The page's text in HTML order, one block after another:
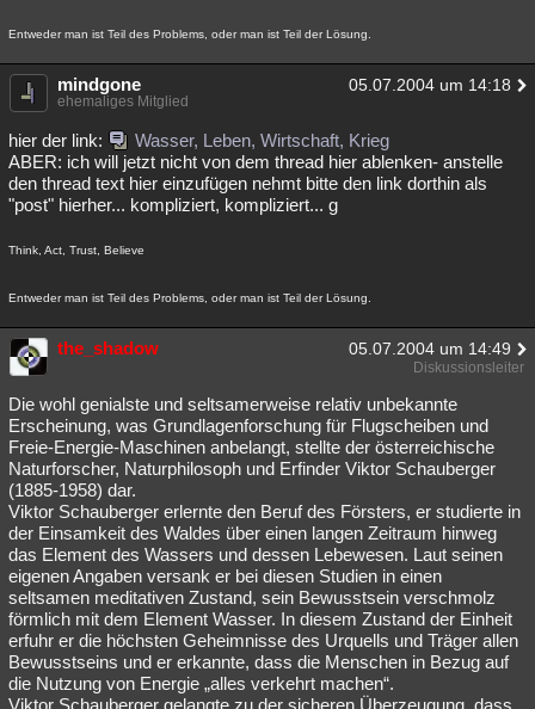
Entweder man ist Teil des Problems, oder man ist Teil der Lösung.
mindgone 05.07.2004 um 14:18
ehemaliges Mitglied
hier der link:
Wasser, Leben, Wirtschaft, Krieg
ABER: ich will jetzt nicht von dem thread hier ablenken- anstelle
den thread text hier einzufügen nehmt bitte den link dorthin als
"post" hierher... kompliziert, kompliziert... g
Think, Act, Trust, Believe
Entweder man ist Teil des Problems, oder man ist Teil der Lösung.
the_shadow 05.07.2004 um 14:49
Diskussionsleiter
Die wohl genialste und seltsamerweise relativ unbekannte
Erscheinung, was Grundlagenforschung für Flugscheiben und
Freie-Energie-Maschinen anbelangt, stellte der österreichische
Naturforscher, Naturphilosoph und Erfinder Viktor Schauberger
(1885-1958) dar.
Viktor Schauberger erlernte den Beruf des Försters, er studierte in
der Einsamkeit des Waldes über einen langen Zeitraum hinweg
das Element des Wassers und dessen Lebewesen. Laut seinen
eigenen Angaben versank er bei diesen Studien in einen
seltsamen meditativen Zustand, sein Bewusstsein verschmolz
förmlich mit dem Element Wasser. In diesem Zustand der Einheit
erfuhr er die höchsten Geheimnisse des Urquells und Träger allen
Bewusstseins und er erkannte, dass die Menschen in Bezug auf
die Nutzung von Energie „alles verkehrt machen“.
Viktor Schauberger gelangte zu der sicheren Überzeugung, dass